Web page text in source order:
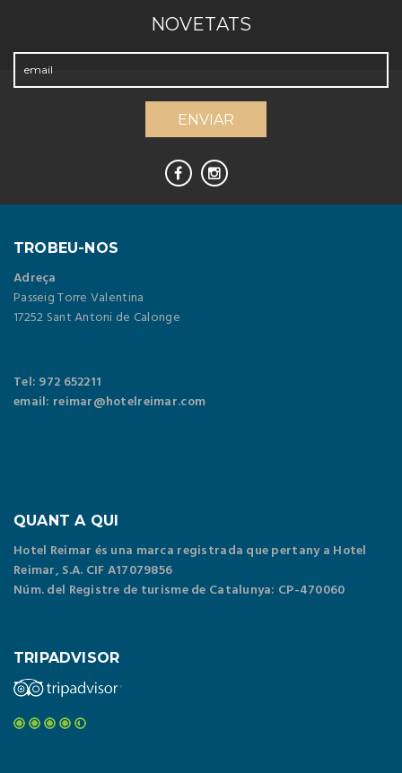
NOVETATS
TROBEU-NOS
Adreça
Passeig Torre Valentina
17252 Sant Antoni de Calonge
Tel: 972 652211
email: reimar@hotelreimar.com
QUANT A QUI
Hotel Reimar és una marca registrada que pertany a Hotel
Reimar, S.A. CIF A17079856
Núm. del Registre de turisme de Catalunya: CP-470060
TRIPADVISOR